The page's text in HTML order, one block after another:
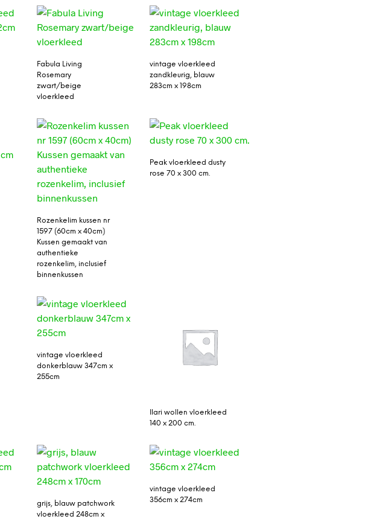
Fabula Living
Rosemary
zwart/beige
vloerkleed
vintage vloerkleed
zandkleurig, blauw
283cm x 198cm
Rozenkelim kussen nr
1597 (60cm x 40cm)
Kussen gemaakt van
authentieke
rozenkelim, inclusief
binnenkussen
Peak vloerkleed dusty
rose 70 x 300 cm.
vintage vloerkleed
donkerblauw 347cm x
255cm
Ilari wollen vloerkleed
140 x 200 cm.
grijs, blauw patchwork
vloerkleed 248cm x
vintage vloerkleed
356cm x 274cm